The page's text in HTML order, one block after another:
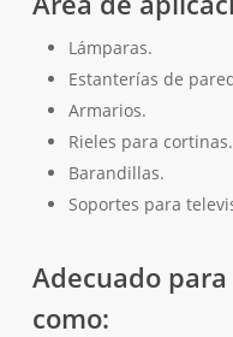
Lámparas.
Estanterías de
Armarios.
Rieles para cortinas.
Barandillas.
Soportes para
Adecuado
como: